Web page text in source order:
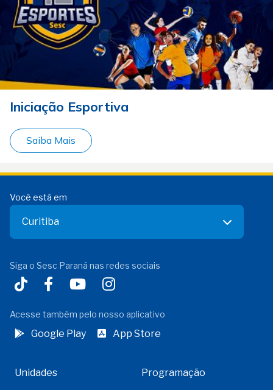
Iniciação Esportiva
Saiba Mais
Você está em
Curitiba
Siga o Sesc Paraná nas redes sociais
Acesse também pelo nosso aplicativo
Google Play App Store
Unidades Programação